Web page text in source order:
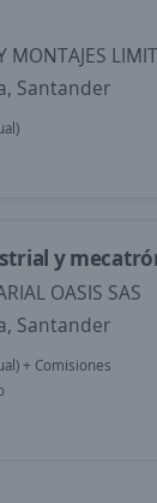
MONTAJES
Santander
y
OASIS SAS
Santander
+ Comisiones